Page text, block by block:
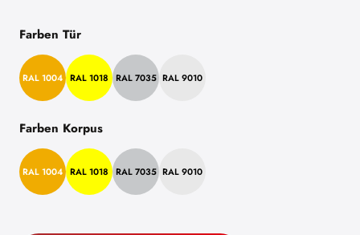
Farben Tür
RAL 1004 RAL 1018 RAL 7035 RAL 9010
Farben Korpus
RAL 1004 RAL 1018 RAL 7035 RAL 9010